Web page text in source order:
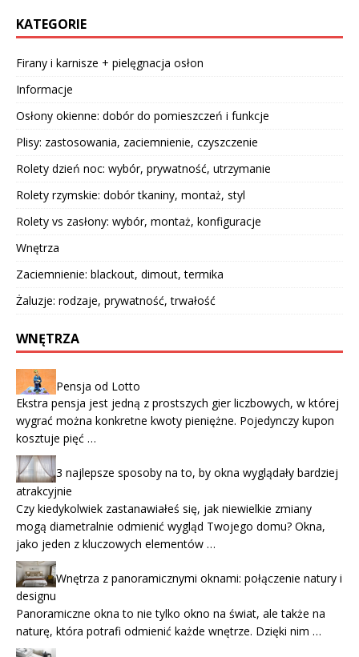
KATEGORIE
Firany i karnisze + pielęgnacja osłon
Informacje
Osłony okienne: dobór do pomieszczeń i funkcje
Plisy: zastosowania, zaciemnienie, czyszczenie
Rolety dzień noc: wybór, prywatność, utrzymanie
Rolety rzymskie: dobór tkaniny, montaż, styl
Rolety vs zasłony: wybór, montaż, konfiguracje
Wnętrza
Zaciemnienie: blackout, dimout, termika
Żaluzje: rodzaje, prywatność, trwałość
WNĘTRZA
Pensja od Lotto
Ekstra pensja jest jedną z prostszych gier liczbowych, w której
wygrać można konkretne kwoty pieniężne. Pojedynczy kupon
kosztuje pięć …
3 najlepsze sposoby na to, by okna wyglądały bardziej
atrakcyjnie
Czy kiedykolwiek zastanawiałeś się, jak niewielkie zmiany
mogą diametralnie odmienić wygląd Twojego domu? Okna,
jako jeden z kluczowych elementów …
Wnętrza z panoramicznymi oknami: połączenie natury i
designu
Panoramiczne okna to nie tylko okno na świat, ale także na
naturę, która potrafi odmienić każde wnętrze. Dzięki nim …